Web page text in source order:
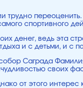
трудно
спортивного
денег, ведь эта
и с детьми, и с
Саграда
своих
от этого